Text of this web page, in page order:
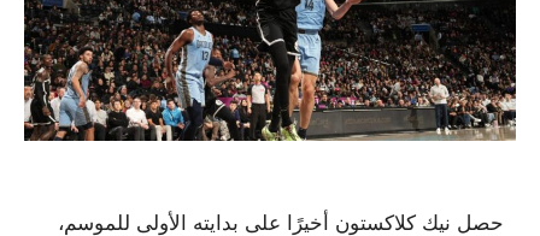
حصل نيك كلاكستون أخيرًا على بدايته الأولى للموسم،